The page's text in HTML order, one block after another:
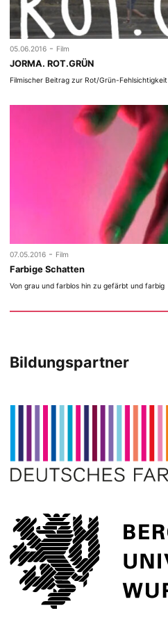
05.06.2016 - Film
JORMA. ROT.GRÜN
Filmischer Beitrag zur Rot/Grün-Fehlsichtigkeit
07.05.2016 - Film
Farbige Schatten
Von grau und farblos hin zu gefärbt und farbig
Bildungspartner